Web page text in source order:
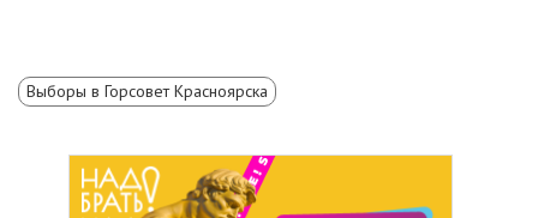
Выборы в Горсовет Красноярска